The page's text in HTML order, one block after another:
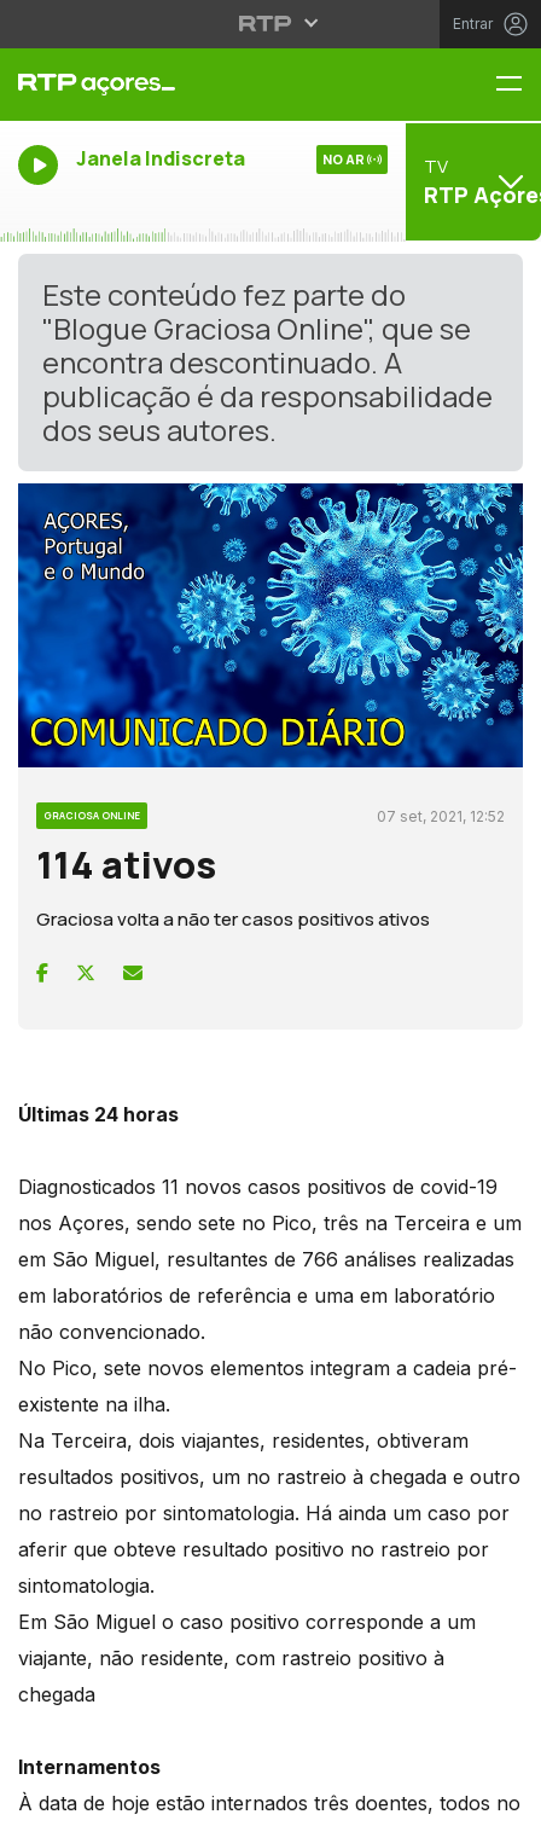
Entrar
Janela Indiscreta NO AR TV
RTP
Este conteúdo fez parte do
"Blogue Graciosa Online", que se
encontra descontinuado. A
publicação é da responsabilidade
dos seus autores.
GRACIOSA ONLINE 07 set, 2021, 12:52
114 ativos
Graciosa volta a não ter casos positivos ativos
Últimas 24 horas
Diagnosticados 11 novos casos positivos de covid-19
nos Açores, sendo sete no Pico, três na Terceira e um
em São Miguel, resultantes de 766 análises realizadas
em laboratórios de referência e uma em laboratório
não convencionado.
No Pico, sete novos elementos integram a cadeia pré-
existente na ilha.
Na Terceira, dois viajantes, residentes, obtiveram
resultados positivos, um no rastreio à chegada e outro
no rastreio por sintomatologia. Há ainda um caso por
aferir que obteve resultado positivo no rastreio por
sintomatologia.
Em São Miguel o caso positivo corresponde a um
viajante, não residente, com rastreio positivo à
chegada
Internamentos
À data de hoje estão internados três doentes, todos no